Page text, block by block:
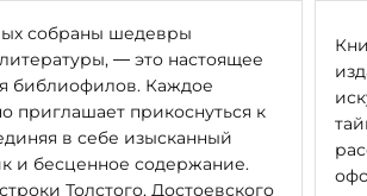
собраны шедевры
— это настоящее
библиофилов. Каждое
приглашает прикоснуться к
в себе изысканный
и бесценное содержание.
Толстого, Достоевского